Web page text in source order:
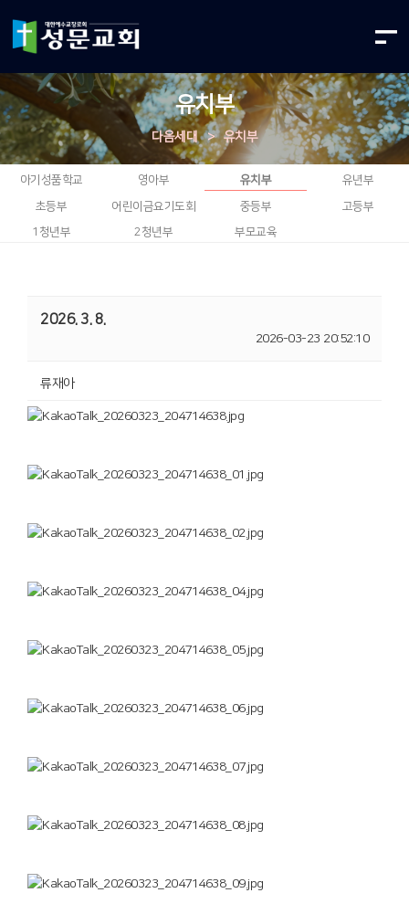
유치부
다음세대 > 유치부
아기성품학교 영아부 유치부 유년부
초등부 어린이금요기도회 중등부
고등부
1청년부
2청년부 부모교육
2026. 3. 8.
2026-03-23 20:52:10
류재아